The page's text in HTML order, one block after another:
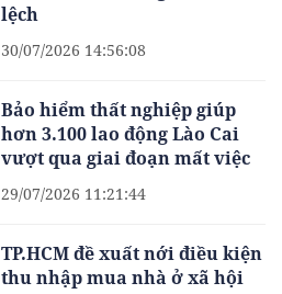
lệch
30/07/2026 14:56:08
Bảo hiểm thất nghiệp giúp
hơn 3.100 lao động Lào Cai
vượt qua giai đoạn mất việc
29/07/2026 11:21:44
TP.HCM đề xuất nới điều kiện
thu nhập mua nhà ở xã hội